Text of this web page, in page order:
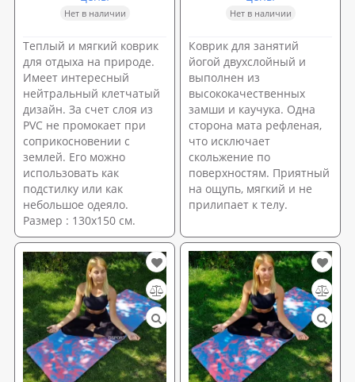
Нет в наличии
Теплый и мягкий коврик
для отдыха на природе.
Имеет интересный
нейтральный клетчатый
дизайн. За счет слоя из
PVC не промокает при
соприкосновении с
землей. Его можно
использовать как
подстилку или как
небольшое одеяло.
Размер : 130х150 см.
Нет в наличии
Коврик для занятий
йогой двухслойный и
выполнен из
высококачественных
замши и каучука. Одна
сторона мата рефленая,
что исключает
скольжение по
поверхностям. Приятный
на ощупь, мягкий и не
прилипает к телу.